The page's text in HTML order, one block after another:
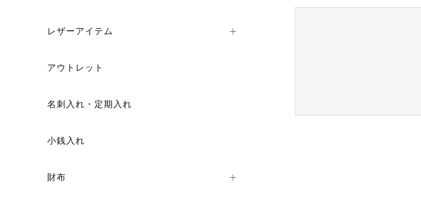
レザーアイテム
アウトレット
名刺入れ・定期入れ
小銭入れ
財布